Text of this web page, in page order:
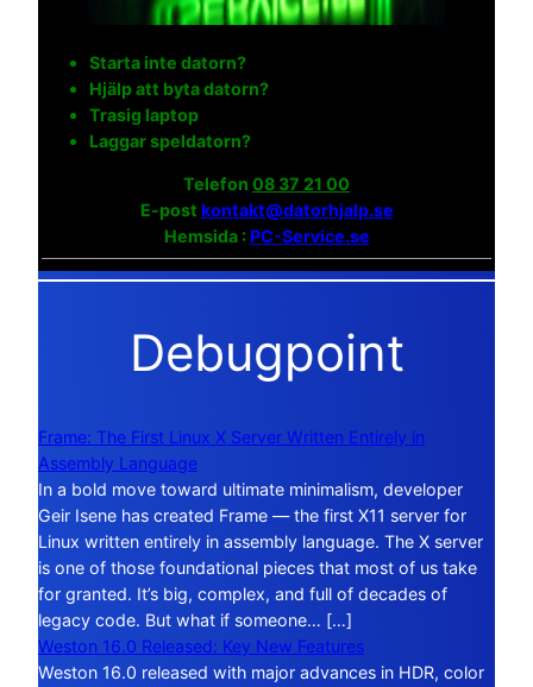
Starta inte datorn?
Hjälp att byta datorn?
Trasig laptop
Laggar speldatorn?
Telefon 08 37 21 00
E-post kontakt@datorhjalp.se
Hemsida :PC-Service.se
Debugpoint
Frame: The First Linux X Server Written Entirely in
Assembly Language
In a bold move toward ultimate minimalism, developer
Geir Isene has created Frame — the first X11 server for
Linux written entirely in assembly language. The X server
is one of those foundational pieces that most of us take
for granted. It’s big, complex, and full of decades of
legacy code. But what if someone… […]
Weston 16.0 Released: Key New Features
Weston 16.0 released with major advances in HDR, color